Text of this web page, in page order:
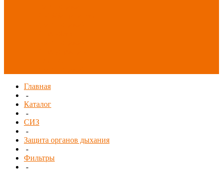
Главная
-
Каталог
-
СИЗ
-
Защита органов дыхания
-
Фильтры
-